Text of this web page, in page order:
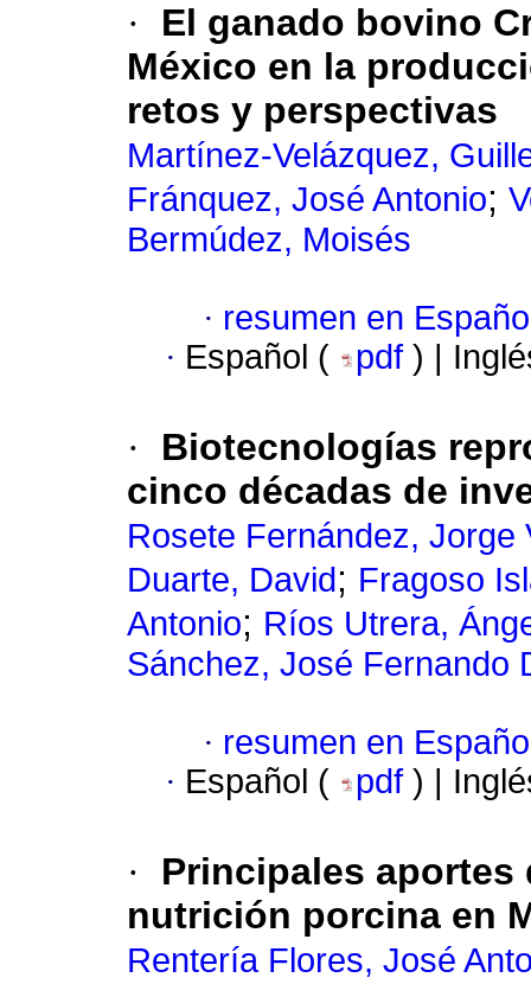
·
El ganado bovino
México en la
retos y perspectivas
Martínez-Velázquez,
Fránquez, José Antonio;
Bermúdez, Moisés
· resumen en
· Español ( pdf ) |
·
Biotecnologías
cinco décadas de
Rosete Fernández, Jorge
Duarte, David ; Fragoso
Antonio; Ríos Utrera,
Sánchez, José Fernando
· resumen en
· Español ( pdf ) |
·
Principales aportes
nutrición porcina en
Rentería Flores, José